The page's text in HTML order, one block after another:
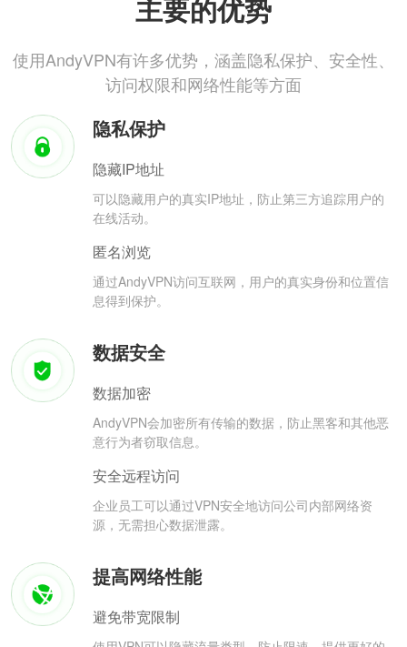
主要的优势
使用AndyVPN有许多优势，涵盖隐私保护、安全性、
访问权限和网络性能等方面
隐私保护
隐藏IP地址
可以隐藏用户的真实IP地址，防止第三方追踪用户的
在线活动。
匿名浏览
通过AndyVPN访问互联网，用户的真实身份和位置信
息得到保护。
数据安全
数据加密
AndyVPN会加密所有传输的数据，防止黑客和其他恶
意行为者窃取信息。
安全远程访问
企业员工可以通过VPN安全地访问公司内部网络资
源，无需担心数据泄露。
提高网络性能
避免带宽限制